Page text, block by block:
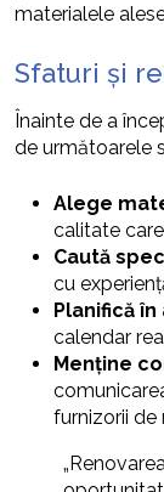
materialele
Sfaturi și
Înainte de a
de următoarele
Alege
calitate
Caută
cu
Planifică în
calendar
Menține
furnizorii de